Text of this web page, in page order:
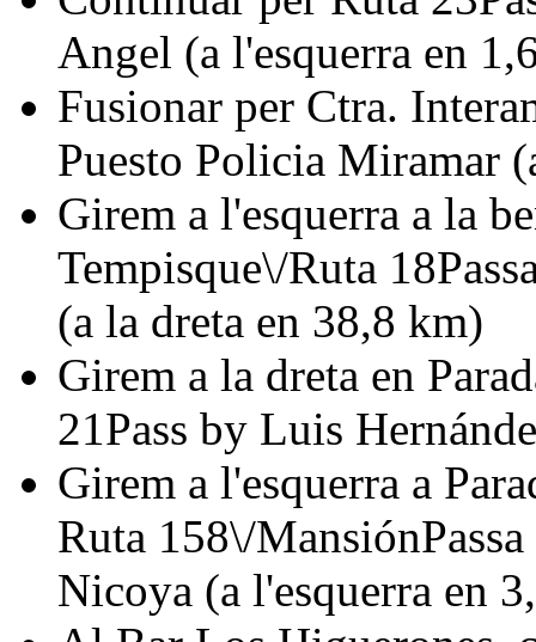
Angel (a l'esquerra en
Fusionar per Ctra.
Puesto Policia Miramar
Girem a l'esquerra a la
Tempisque\/Ruta
(a la dreta en 38,8 km)
Girem a la dreta en
21Pass by Luis
Girem a l'esquerra a
Ruta 158\/
Nicoya (a l'esquerra en